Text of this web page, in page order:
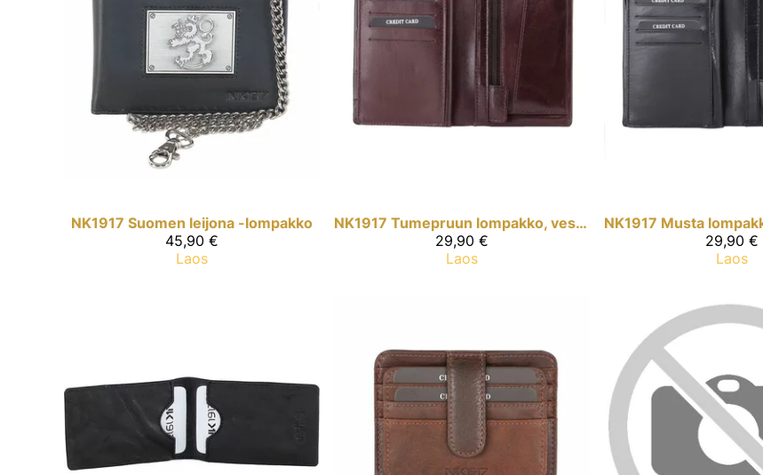
NK1917 Suomen leijona -lompakko
45,90 €
Laos
NK1917
Tumepruun lompakko, vesipuhveli
29,90 €
Laos
NK1917
29,90 €
Laos